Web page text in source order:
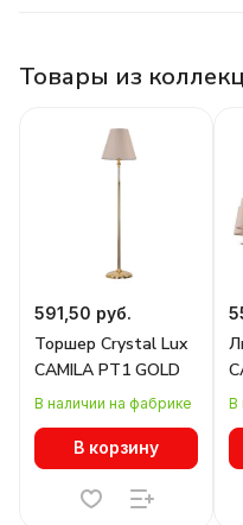
Товары из
591,50 руб.
Торшер Crystal Lux
CAMILA PT1 GOLD
В наличии на фабрике
В корзину
В